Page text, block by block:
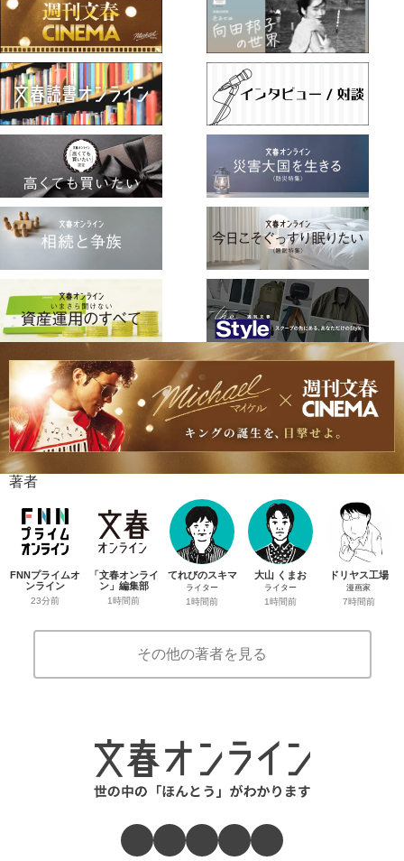
著者
FNNプライムオ
ンライン
23分前
「文春オンライ
ン」編集部
1時間前
てれびのスキマ
ライター
1時間前
大山 くまお
ライター
1時間前
ドリヤス工場
漫画家
7時間前
その他の著者を見る